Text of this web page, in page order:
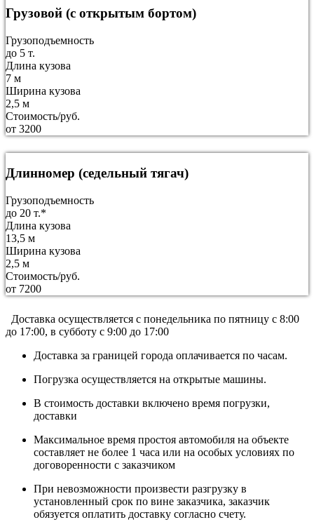
Грузовой (с открытым бортом)
Грузоподъемность
до 5 т.
Длина кузова
7 м
Ширина кузова
2,5 м
Стоимость/руб.
от 3200
Длинномер (седельный тягач)
Грузоподъемность
до 20 т.*
Длина кузова
13,5 м
Ширина кузова
2,5 м
Стоимость/руб.
от 7200
Доставка осуществляется c понедельника по пятницу с 8:00
до 17:00, в субботу с 9:00 до 17:00
Доставка за границей города оплачивается по часам.
Погрузка осуществляется на открытые машины.
В стоимость доставки включено время погрузки,
доставки
Максимальное время простоя автомобиля на объекте
составляет не более 1 часа или на особых условиях по
договоренности с заказчиком
При невозможности произвести разгрузку в
установленный срок по вине заказчика, заказчик
обязуется оплатить доставку согласно счету.